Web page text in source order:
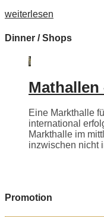
weiterlesen
Dinner / Shops
Mathallen
Eine Markthalle
international
Markthalle im
inzwischen nicht
Promotion